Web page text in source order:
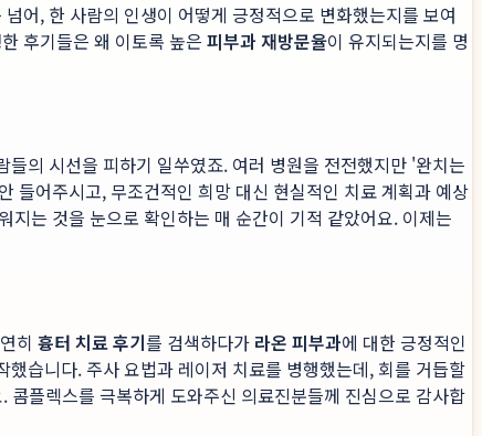
어, 한 사람의 인생이 어떻게 긍정적으로 변화했는지를 보여
후기들은 왜 이토록 높은 피부과 재방문율이 유지되는지를 명
의 시선을 피하기 일쑤였죠. 여러 병원을 전전했지만 '완치는
들어주시고, 무조건적인 희망 대신 현실적인 치료 계획과 예상
는 것을 눈으로 확인하는 매 순간이 기적 같았어요. 이제는
히 흉터 치료 후기를 검색하다가 라온 피부과에 대한 긍정적인
습니다. 주사 요법과 레이저 치료를 병행했는데, 회를 거듭할
플렉스를 극복하게 도와주신 의료진분들께 진심으로 감사합